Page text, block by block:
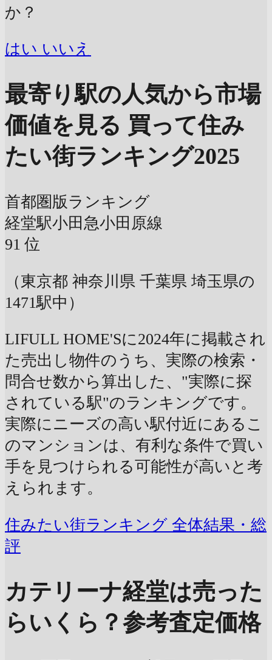
か？
はい いいえ
最寄り駅の人気から市場
価値を見る 買って住み
たい街ランキング2025
首都圏版ランキング
経堂駅小田急小田原線
91位
（東京都 神奈川県 千葉県 埼玉県の
1471駅中）
LIFULL HOME'Sに2024年に掲載され
た売出し物件のうち、実際の検索・
問合せ数から算出した、"実際に探
されている駅"のランキングです。
実際にニーズの高い駅付近にあるこ
のマンションは、有利な条件で買い
手を見つけられる可能性が高いと考
えられます。
住みたい街ランキング 全体結果・総
評
カテリーナ経堂は売った
らいくら？参考査定価格